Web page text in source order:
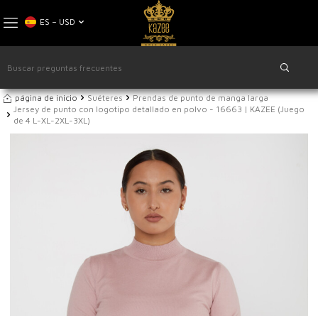
ES − USD
página de inicio Suéteres
Prendas de punto de manga larga
Jersey de punto con logotipo detallado en polvo - 16663 | KAZEE (Juego
de 4 L-XL-2XL-3XL)